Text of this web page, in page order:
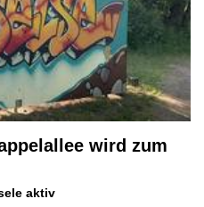
wird zum
aktiv